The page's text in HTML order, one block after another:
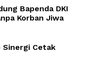
Bapenda DKI
Korban Jiwa
Sinergi Cetak